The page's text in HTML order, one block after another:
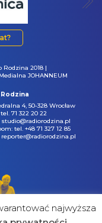
Rodzina 2018 |
JOHANNEUM
4, 50-328 Wrocław
71 322 20 22
tel. +48 71 327 12 85
najwyższa